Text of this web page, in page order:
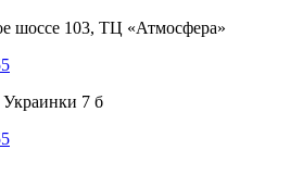
шоссе 103, ТЦ «Атмосфера»
Украинки 7 б